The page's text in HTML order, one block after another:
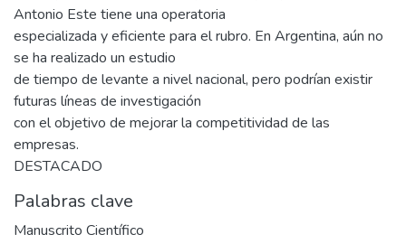
Antonio Este tiene una operatoria
especializada y eficiente para el rubro. En Argentina, aún no
se ha realizado un estudio
de tiempo de levante a nivel nacional, pero podrían existir
futuras líneas de investigación
con el objetivo de mejorar la competitividad de las
empresas.
DESTACADO
Palabras clave
Manuscrito Científico